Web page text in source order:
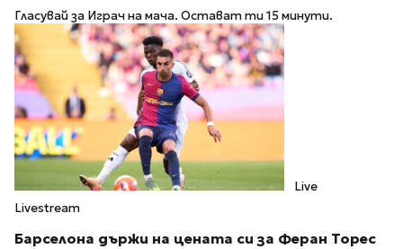
Гласувай за Играч на мача. Остават ти 15 минути.
Live
Livestream
Барселона държи на цената си за Феран Торес